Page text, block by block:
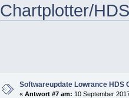
Chartplotter/
Softwareupdate Lowrance HDS
« Antwort #7 am: 10 September